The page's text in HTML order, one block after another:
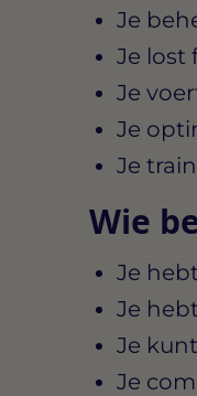
Je
Je lost
Je
Je
Je
Wie
Je
Je
Je
Je